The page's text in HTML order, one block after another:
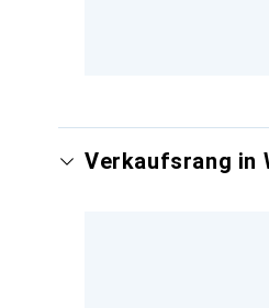
Verkaufsrang in